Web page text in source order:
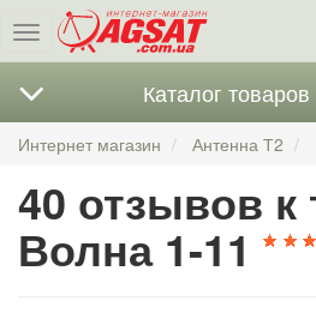
Меню
Каталог товаров
Интернет магазин Антенна Т2
40 отзывов к
Волна 1-11